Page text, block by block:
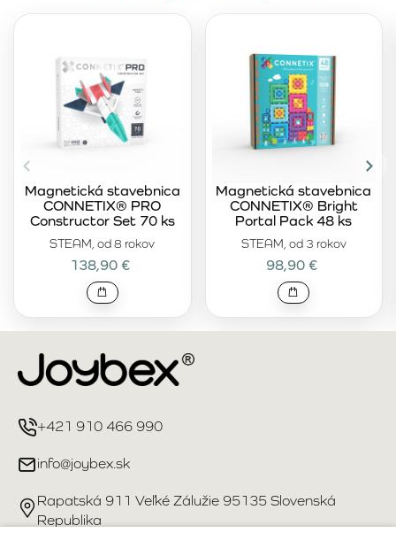
STEAM, od 8 rokov
Magnetická stavebnica
CONNETIX® PRO
Constructor Set 70 ks
138,90 €
STEAM, od 3 rokov
Magnetická stavebnica
CONNETIX® Bright
Portal Pack 48 ks
98,90 €
+421 910 466 990
info@joybex.sk
Rapatská 911 Veľké Zálužie 95135 Slovenská
Republika